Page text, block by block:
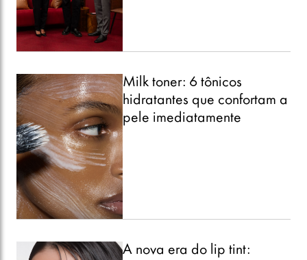
Milk toner: 6 tônicos
hidratantes que confortam a
pele imediatamente
A nova era do lip tint: